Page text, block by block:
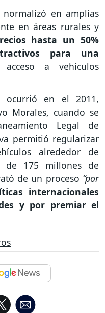
en amplias
en áreas rurales y
hasta un 50%
para una
a vehículos
ocurrió en el 2011,
Morales, cuando se
Legal de
permitió regularizar
alrededor de
de 175 millones de
de un proceso “por
internacionales
y por premiar el